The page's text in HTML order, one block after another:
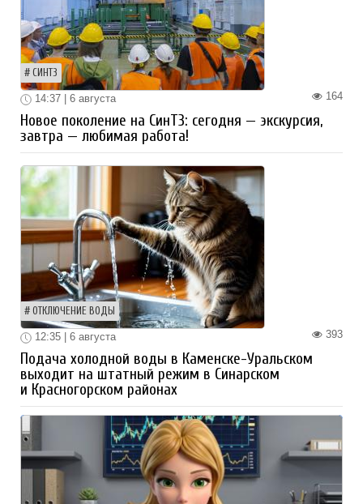
СИНТЗ
164
14:37 | 6 августа
Новое поколение на СинТЗ: сегодня — экскурсия,
завтра — любимая работа!
ОТКЛЮЧЕНИЕ ВОДЫ
393
12:35 | 6 августа
Подача холодной воды в Каменске-Уральском
выходит на штатный режим в Синарском
и Красногорском районах